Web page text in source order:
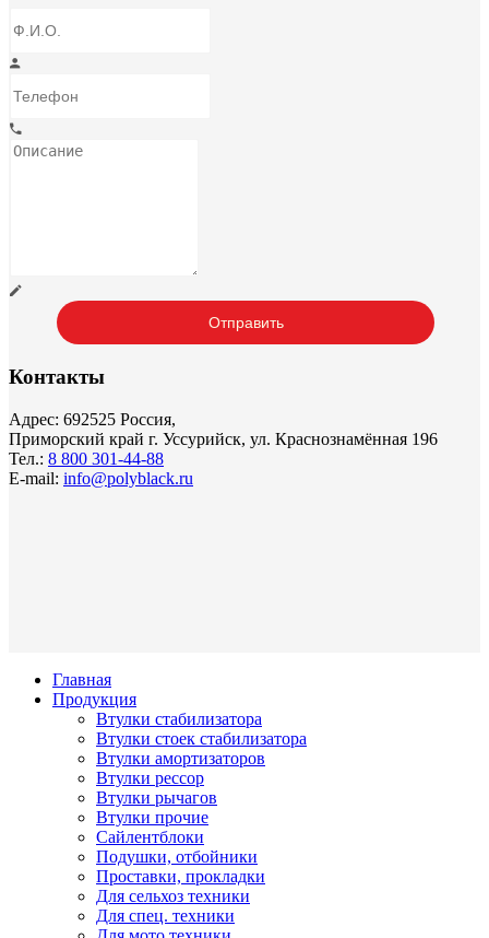
Контакты
Адрес: 692525 Россия,
Приморский край г. Уссурийск, ул. Краснознамённая 196
Тел.: 8 800 301-44-88
E-mail: info@polyblack.ru
Главная
Продукция
Втулки стабилизатора
Втулки стоек стабилизатора
Втулки амортизаторов
Втулки рессор
Втулки рычагов
Втулки прочие
Сайлентблоки
Подушки, отбойники
Проставки, прокладки
Для сельхоз техники
Для спец. техники